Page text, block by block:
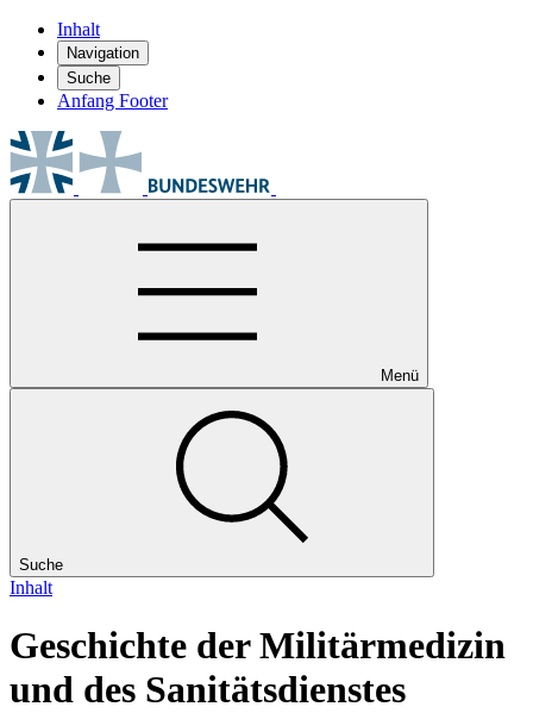
Inhalt
Navigation
Suche
Anfang Footer
Menü
Suche
Inhalt
Geschichte der Militärmedizin
und des Sanitätsdienstes